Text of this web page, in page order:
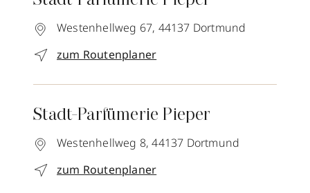
Westenhellweg 67, 44137 Dortmund
zum Routenplaner
Stadt-Parfümerie Pieper
Westenhellweg 8, 44137 Dortmund
zum Routenplaner